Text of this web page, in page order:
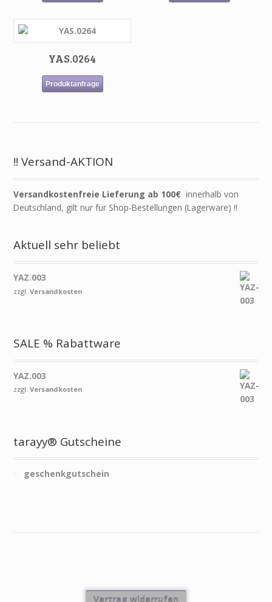
YAS.0264
Produktanfrage
!! Versand-AKTION
Versandkostenfreie Lieferung ab 100€ innerhalb von
Deutschland, gilt nur für Shop-Bestellungen (Lagerware) !!
Aktuell sehr beliebt
YAZ.003
zzgl.Versandkosten
SALE % Rabattware
YAZ.003
zzgl.Versandkosten
tarayy® Gutscheine
geschenkgutschein
Vertrag widerrufen